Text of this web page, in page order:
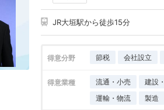
JR大垣駅から徒歩15分
得意分野 節税 会社設立
得意業種 流通・小売
建設
運輸・物流
製造